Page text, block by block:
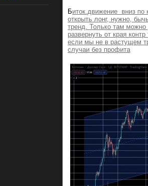
Биток.движение вниз по
открыть лонг, нужно,
тренд. Только там можно
развернуть от края
если мы не в растущем
случаи без профита